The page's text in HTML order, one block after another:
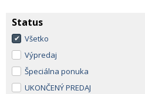
Status
Všetko
Výpredaj
Špeciálna ponuka
UKONČENÝ PREDAJ